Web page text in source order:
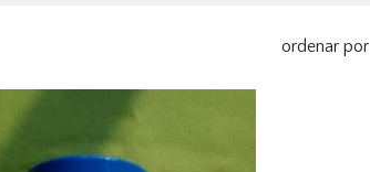
ordenar por